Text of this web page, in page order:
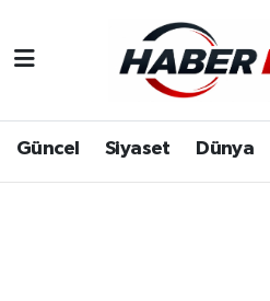
Güncel Siyaset Dünya